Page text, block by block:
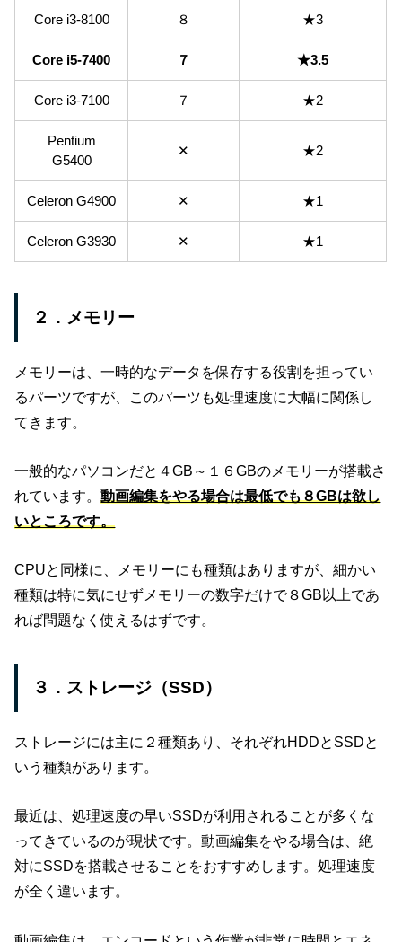
Core i3-8100 ８ ★3
Core i5-7400 ７ ★3.5
Core i3-7100 ７ ★2
Pentium
G5400
✕ ★2
Celeron G4900 ✕ ★1
Celeron G3930 ✕ ★1
２．メモリー
メモリーは、一時的なデータを保存する役割を担ってい
るパーツですが、このパーツも処理速度に大幅に関係し
てきます。
一般的なパソコンだと４GB～１６GBのメモリーが搭載さ
れています。動画編集をやる場合は最低でも８GBは欲し
いところです。
CPUと同様に、メモリーにも種類はありますが、細かい
種類は特に気にせずメモリーの数字だけで８GB以上であ
れば問題なく使えるはずです。
３．ストレージ（SSD）
ストレージには主に２種類あり、それぞれHDDとSSDと
いう種類があります。
最近は、処理速度の早いSSDが利用されることが多くな
ってきているのが現状です。動画編集をやる場合は、絶
対にSSDを搭載させることをおすすめします。処理速度
が全く違います。